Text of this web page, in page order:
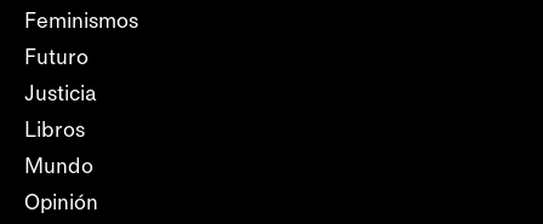
Feminismos
Futuro
Justicia
Libros
Mundo
Opinión